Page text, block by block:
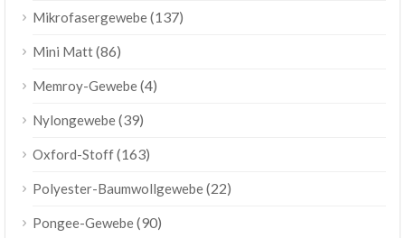
Mikrofasergewebe(137)
Mini Matt(86)
Memroy-Gewebe(4)
Nylongewebe(39)
Oxford-Stoff(163)
Polyester-Baumwollgewebe(22)
Pongee-Gewebe(90)